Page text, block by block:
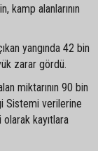
kamp alanlarının
yangında 42 bin
zarar gördü.
miktarının 90 bin
Sistemi verilerine
kayıtlara